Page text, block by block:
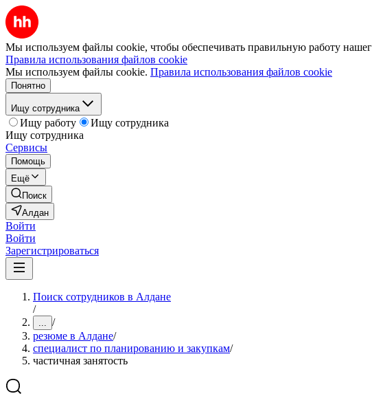
Мы используем файлы cookie, чтобы обеспечивать правильную работу
Правила использования файлов cookie
Мы используем файлы cookie. Правила использования файлов cookie
Понятно
Ищу сотрудника
Ищу работу
Ищу сотрудника
Ищу сотрудника
Сервисы
Помощь
Ещё
Поиск
Алдан
Войти
Войти
Зарегистрироваться
Поиск сотрудников в Алдане
/
... /
резюме в Алдане/
специалист по планированию и закупкам/
частичная занятость